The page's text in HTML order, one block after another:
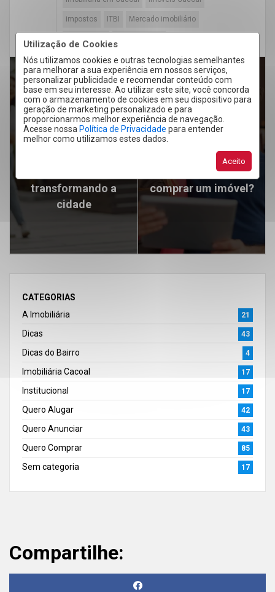
Utilização de Cookies
Nós utilizamos cookies e outras tecnologias semelhantes
para melhorar a sua experiência em nossos serviços,
personalizar publicidade e recomendar conteúdo com
base em seu interesse. Ao utilizar este site, você concorda
com o armazenamento de cookies em seu dispositivo para
geração de marketing personalizado e para
proporcionarmos melhor experiência de navegação.
Acesse nossa Política de Privacidade para entender
melhor como utilizamos estes dados.
Aceito
impostos ITBI Mercado imobiliário
ARTIGO ANTERIOR
Alto padrão em
Cacoal: como os
transformando a
cidade
PRÓXIMO ARTIGO
Simulação de
financiamento: por
que fazer antes de
comprar um imóvel?
CATEGORIAS
A Imobiliária
21
Dicas 43
Dicas do Bairro 4
Imobiliária Cacoal 17
Institucional 17
Quero Alugar 42
Quero Anunciar 43
Quero Comprar 85
Sem categoria 17
Compartilhe: